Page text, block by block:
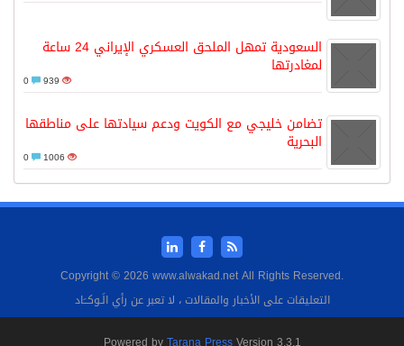
السعودية تمهل الملحق العسكري الإيراني 24 ساعة
لمغادرتها
939
تضامن خليجي مع الكويت ودعم سيادتها على مناطقها
البحرية
1006
Copyright © 2026 www.alwakad.net All Rights Reserved.
التعليقات على الأخبار والمقالات ، لا تعبر عن رأي الَـوكــَاد